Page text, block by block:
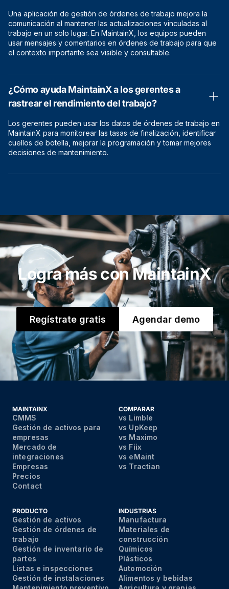
Una aplicación de gestión de órdenes de trabajo mejora la
comunicación al mantener las actualizaciones vinculadas al
trabajo en un solo lugar. En MaintainX, los equipos pueden
usar mensajes y comentarios en órdenes de trabajo para que
el contexto importante sea visible y consultable.
¿Cómo ayuda MaintainX a los gerentes a
rastrear el rendimiento del trabajo?
Los gerentes pueden usar los datos de órdenes de trabajo en
MaintainX para monitorear las tasas de finalización, identificar
cuellos de botella, mejorar la programación y tomar mejores
decisiones de mantenimiento.
Logra más con MaintainX
Regístrate gratis Agendar demo
MAINTAINX
CMMS
Gestión de activos para
empresas
Mercado de
integraciones
Empresas
Precios
Contact
COMPARAR
vs Limble
vs UpKeep
vs Maximo
vs Fiix
vs eMaint
vs Tractian
PRODUCTO
Gestión de activos
Gestión de órdenes de
trabajo
Gestión de inventario de
partes
Listas e inspecciones
Gestión de instalaciones
INDUSTRIAS
Manufactura
Materiales de
construcción
Químicos
Plásticos
Automoción
Alimentos y bebidas